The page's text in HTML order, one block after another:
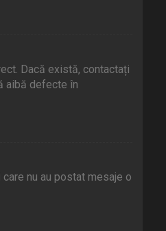
Dacă există, contactați
aibă defecte în
nu au postat mesaje o